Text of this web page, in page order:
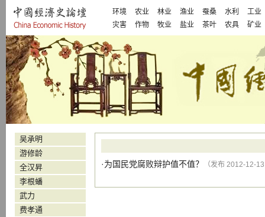
环境 农业 林业 渔业 蚕桑 水利
工业
灾害
作物 牧业 盐业 茶叶 农具 矿业
·为国民党腐败辩护值不值？ （发布 2012-12-
吴承明
游修龄
全汉昇
李根蟠
武力
费孝通